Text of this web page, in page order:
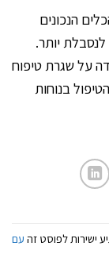
הנכונים
יותר.
על שגרת טיפוח
בנוחות
ישירות לפוסט זה עם